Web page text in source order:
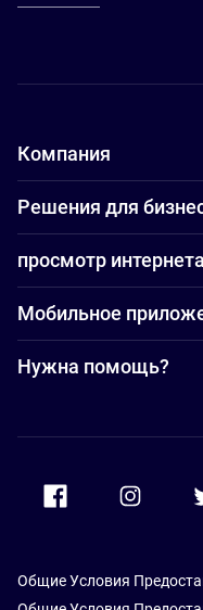
Компания
Решения для
просмотр интернета
Мобильное
Нужна помощь?
Общие Условия